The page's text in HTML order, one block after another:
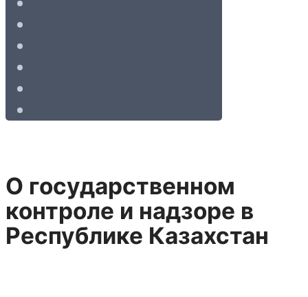
О государственном
контроле и надзоре в
Республике Казахстан